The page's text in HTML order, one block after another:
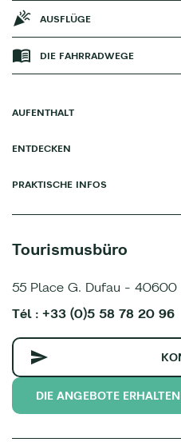
AUSFLÜGE
DIE FAHRRADWEGE
AUFENTHALT
ENTDECKEN
PRAKTISCHE INFOS
Tourismusbüro
55 Place G. Dufau - 40600
Tél : +33 (0)5 58 78 20 96
DIE ANGEBOTE ERHALTEN